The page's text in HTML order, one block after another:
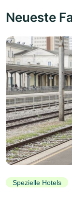
Neueste
Spezielle Hotels